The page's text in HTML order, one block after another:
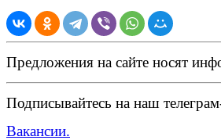
Предложения на сайте носят
Подписывайтесь на наш
Вакансии.